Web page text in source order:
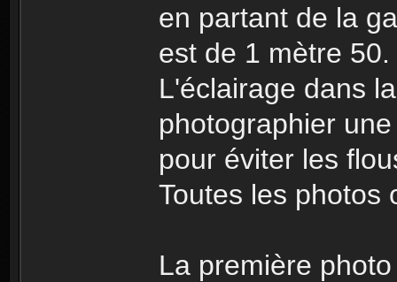
en partant de la
est de 1 mètre 50.
L'éclairage dans
photographier
pour éviter les
Toutes les photos
La première